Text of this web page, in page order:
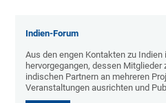
Indien-Forum
Aus den engen Kontakten zu
hervorgegangen, dessen
indischen Partnern an mehreren
Veranstaltungen ausrichten und